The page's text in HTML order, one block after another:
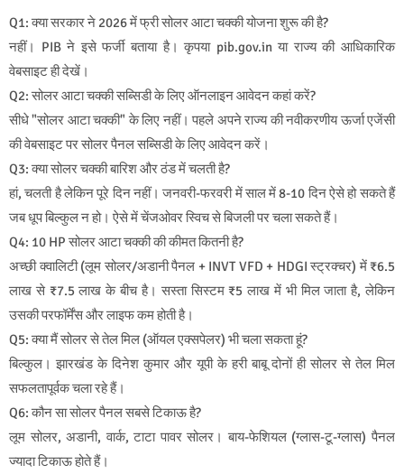
Q1: क्या सरकार ने 2026 में फ्री सोलर आटा चक्की योजना शुरू की है?
नहीं। PIB ने इसे फर्जी बताया है। कृपया pib.gov.inया राज्य की आधिकारिक
वेबसाइट ही देखें।
Q2: सोलर आटा चक्की सब्सिडी के लिए ऑनलाइन आवेदन कहां करें?
सीधे "सोलर आटा चक्की" के लिए नहीं। पहले अपने राज्य की नवीकरणीय ऊर्जा एजेंसी
की वेबसाइट पर सोलर पैनल सब्सिडी के लिए आवेदन करें।
Q3: क्या सोलर चक्की बारिश और ठंड में चलती है?
हां, चलती है लेकिन पूरे दिन नहीं। जनवरी-फरवरी में साल में 8-10 दिन ऐसे हो सकते हैं
जब धूप बिल्कुल न हो। ऐसे में चेंजओवर स्विच से बिजली पर चला सकते हैं।
Q4: 10 HP सोलर आटा चक्की की कीमत कितनी है?
अच्छी क्वालिटी (लूम सोलर/अडानी पैनल + INVT VFD + HDGI स्ट्रक्चर) में ₹6.5
लाख से ₹7.5 लाख के बीच है। सस्ता सिस्टम ₹5 लाख में भी मिल जाता है, लेकिन
उसकी परफॉर्मेंस और लाइफ कम होती है।
Q5: क्या मैं सोलर से तेल मिल (ऑयल एक्सपेलर) भी चला सकता हूं?
बिल्कुल। झारखंड के दिनेश कुमार और यूपी के हरी बाबू दोनों ही सोलर से तेल मिल
सफलतापूर्वक चला रहे हैं।
Q6: कौन सा सोलर पैनल सबसे टिकाऊ है?
लूम सोलर, अडानी, वार्क, टाटा पावर सोलर। बाय-फेशियल (ग्लास-टू-ग्लास) पैनल
ज्यादा टिकाऊ होते हैं।